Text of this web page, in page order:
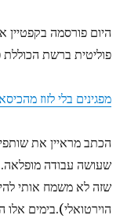
היום פורסמה
פוליטית ברשת
מפגינים בלי לזוז
הכתב מראיין את
שעושה עבודה
שזה לא משמח אותי
הוירטואלי).בימים